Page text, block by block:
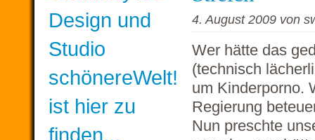
4. August 2009 von
Wer hätte das
(technisch
um Kinderporno.
Regierung
Nun preschte
Design und
Studio
schönereWelt!
ist hier zu
finden...